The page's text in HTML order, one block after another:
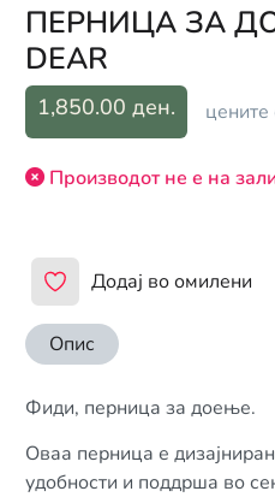
ПЕРНИЦА ЗА
DEAR
1,850.00 ден.
Производот не е на
Додај во омилени
Опис
Фиди, перница за доење.
Оваа перница е
удобности и поддрша во